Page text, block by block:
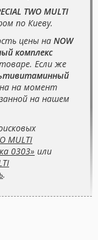
TWO MULTI
по Киеву.
цены на NOW
комплекс
Если же
на момент
на нашем
MULTI
0303» или
.